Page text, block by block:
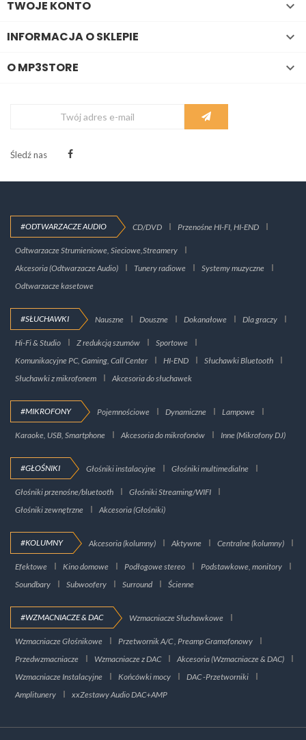
TWOJE KONTO 
INFORMACJA O SKLEPIE 
O MP3STORE 
Śledź nas
#ODTWARZACZE AUDIO CD/DVD Przenośne HI-FI, HI-END
Odtwarzacze Strumieniowe, Sieciowe,Streamery
Akcesoria (Odtwarzacze Audio)
Tunery radiowe
Systemy muzyczne
Odtwarzacze kasetowe
#SŁUCHAWKI Nauszne Douszne Dokanałowe Dla graczy
Hi-Fi & Studio Z redukcją szumów
Sportowe
Komunikacyjne PC, Gaming, Call Center
HI-END
Słuchawki Bluetooth
Słuchawki z mikrofonem
Akcesoria do słuchawek
#MIKROFONY Pojemnościowe Dynamiczne Lampowe
Karaoke, USB, Smartphone Akcesoria do mikrofonów Inne (Mikrofony DJ)
#GŁOŚNIKI Głośniki instalacyjne Głośniki multimedialne
Głośniki przenośne/bluetooth
Głośniki Streaming/WIFI
Głośniki zewnętrzne
Akcesoria (Głośniki)
#KOLUMNY Akcesoria (kolumny) Aktywne Centralne (kolumny)
Efektowe Kino domowe Podłogowe stereo
Podstawkowe, monitory
Soundbary
Subwoofery Surround Ścienne
#WZMACNIACZE & DAC Wzmacniacze Słuchawkowe
Wzmacniacze Głośnikowe
Przetwornik A/C , Preamp Gramofonowy
Przedwzmacniacze
Wzmacniacze z DAC
Akcesoria (Wzmacniacze & DAC)
Wzmacniacze Instalacyjne
Końcówki mocy
DAC -Przetworniki
Amplitunery
xxZestawy Audio DAC+AMP